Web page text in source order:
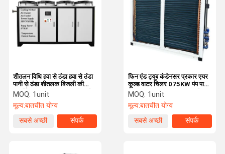
शीतलन विधि हवा से ठंडा हवा से ठंडा
पानी से ठंडा शीतलक बिजली की
आपूर्ति 380V3Ph50Hz पंप शक्ति
075KW तापमान नियंत्रण प्रणाली
MOQ: 1unit
मूल्य:बातचीत योग्य
सबसे अच्छी
संपर्क
फिन एंड ट्यूब कंडेनसर प्रकार एयर
कूल्ड वाटर चिलर 075KW पंप पावर
के साथ CE ISO9001 प्रमाणित
पेशकश और टिकाऊ शीतलन प्रदर्शन
MOQ: 1unit
मूल्य:बातचीत योग्य
सबसे अच्छी
संपर्क